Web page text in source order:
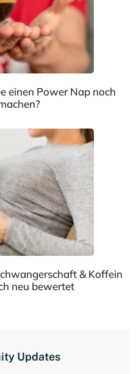
einen Power Nap noch
& Koffein
neu bewertet
Updates